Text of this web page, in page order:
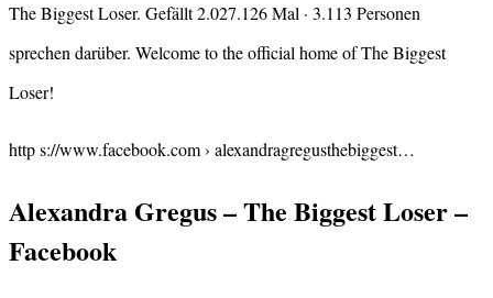
The Biggest Loser. Gefällt 2.027.126 Mal · 3.113 Personen
sprechen darüber. Welcome to the official home of The Biggest
Loser!
http s://www.facebook.com › alexandragregusthebiggest…
Alexandra Gregus – The Biggest Loser –
Facebook